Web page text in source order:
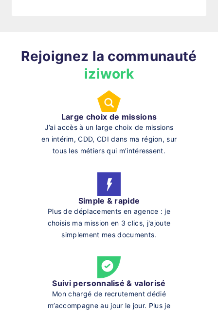
Rejoignez la communauté
iziwork
Large choix de missions
J’ai accès à un large choix de missions
en intérim, CDD, CDI dans ma région, sur
tous les métiers qui m’intéressent.
Simple & rapide
Plus de déplacements en agence : je
choisis ma mission en 3 clics, j'ajoute
simplement mes documents.
Suivi personnalisé & valorisé
Mon chargé de recrutement dédié
m’accompagne au jour le jour. Plus je